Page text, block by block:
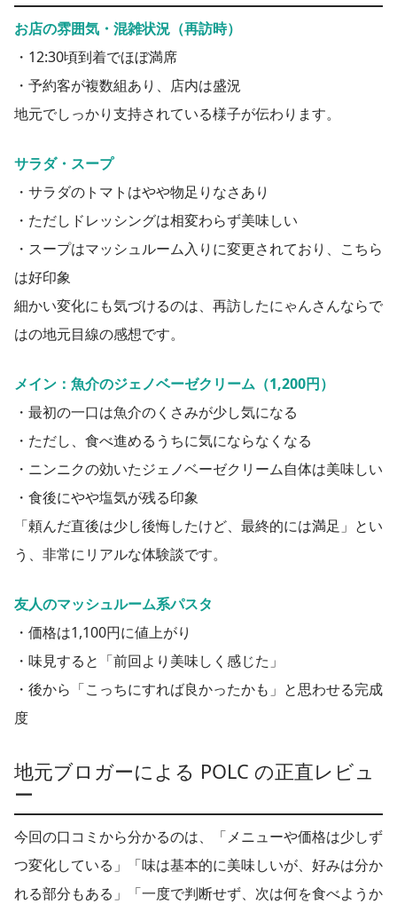
お店の雰囲気・混雑状況（再訪時）
・12:30頃到着でほぼ満席
・予約客が複数組あり、店内は盛況
地元でしっかり支持されている様子が伝わります。
サラダ・スープ
・サラダのトマトはやや物足りなさあり
・ただしドレッシングは相変わらず美味しい
・スープはマッシュルーム入りに変更されており、こちら
は好印象
細かい変化にも気づけるのは、再訪したにゃんさんならで
はの地元目線の感想です。
メイン：魚介のジェノベーゼクリーム（1,200円）
・最初の一口は魚介のくさみが少し気になる
・ただし、食べ進めるうちに気にならなくなる
・ニンニクの効いたジェノベーゼクリーム自体は美味しい
・食後にやや塩気が残る印象
「頼んだ直後は少し後悔したけど、最終的には満足」とい
う、非常にリアルな体験談です。
友人のマッシュルーム系パスタ
・価格は1,100円に値上がり
・味見すると「前回より美味しく感じた」
・後から「こっちにすれば良かったかも」と思わせる完成
度
地元ブロガーによる POLC の正直レビュ
ー
今回の口コミから分かるのは、「メニューや価格は少しず
つ変化している」「味は基本的に美味しいが、好みは分か
れる部分もある」「一度で判断せず、次は何を食べようか